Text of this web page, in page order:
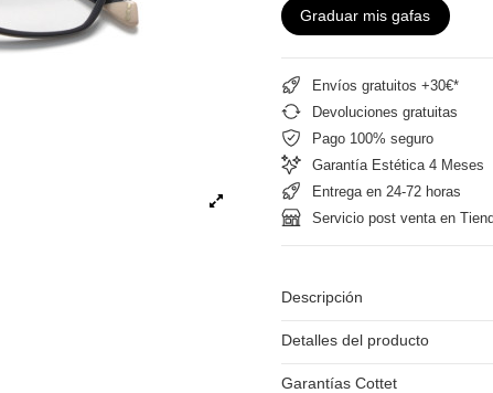
Graduar mis gafas
Envíos gratuitos +30€*
Devoluciones gratuitas
Pago 100% seguro
Garantía Estética 4 Meses
Entrega en 24-72 horas
Servicio post venta en
Descripción
Detalles del producto
Garantías Cottet